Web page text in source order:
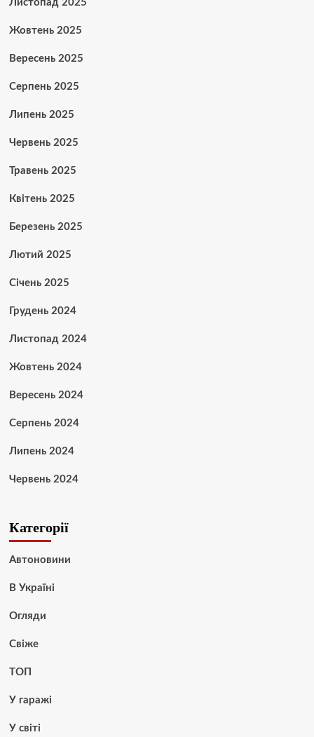
Листопад 2025
Жовтень 2025
Вересень 2025
Серпень 2025
Липень 2025
Червень 2025
Травень 2025
Квітень 2025
Березень 2025
Лютий 2025
Січень 2025
Грудень 2024
Листопад 2024
Жовтень 2024
Вересень 2024
Серпень 2024
Липень 2024
Червень 2024
Категорії
Автоновини
В Україні
Огляди
Свіже
ТОП
У гаражі
У світі